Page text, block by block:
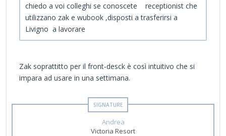
chiedo a voi colleghi se conoscete receptionist che
utilizzano zak e wubook ,disposti a trasferirsi a
Livigno a lavorare
Zak soprattitto per il front-desck è così intuitivo che si
impara ad usare in una settimana.
Andrea
Victoria Resort